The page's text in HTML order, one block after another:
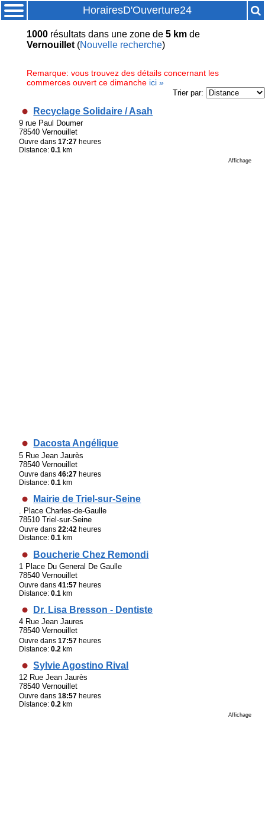
HorairesD'Ouverture24
1000résultatsdans une zone de 5 kmde
Vernouillet(Nouvelle recherche)
Remarque: vous trouvez des détails concernant les
commerces ouvert ce dimanche ici »
Trier par:
Recyclage Solidaire / Asah
9 rue Paul Doumer
78540 Vernouillet
Ouvre dans17:27 heures
Distance:0.1 km
Affichage
Dacosta Angélique
5 Rue Jean Jaurès
78540 Vernouillet
Ouvre dans46:27 heures
Distance:0.1 km
Mairie de Triel-sur-Seine
. Place Charles-de-Gaulle
78510 Triel-sur-Seine
Ouvre dans22:42 heures
Distance:0.1 km
Boucherie Chez Remondi
1 Place Du General De Gaulle
78540 Vernouillet
Ouvre dans41:57 heures
Distance:0.1 km
Dr. Lisa Bresson - Dentiste
4 Rue Jean Jaures
78540 Vernouillet
Ouvre dans17:57 heures
Distance:0.2 km
Sylvie Agostino Rival
12 Rue Jean Jaurès
78540 Vernouillet
Ouvre dans18:57 heures
Distance:0.2 km
Affichage